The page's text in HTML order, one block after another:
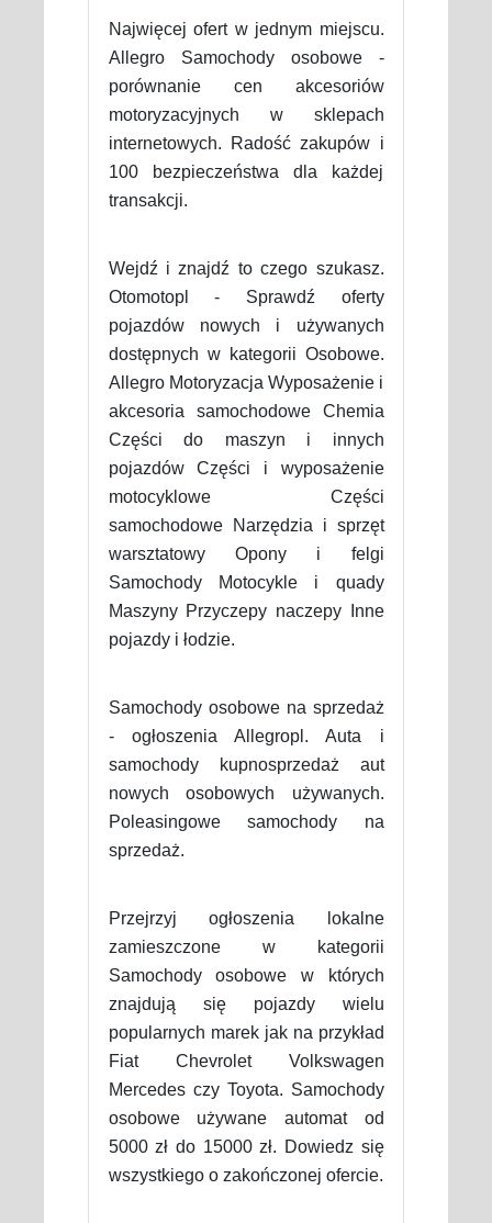
Najwięcej ofert w jednym miejscu.
Allegro Samochody osobowe -
porównanie cen akcesoriów
motoryzacyjnych w sklepach
internetowych. Radość zakupów i
100 bezpieczeństwa dla każdej
transakcji.
Wejdź i znajdź to czego szukasz.
Otomotopl - Sprawdź oferty
pojazdów nowych i używanych
dostępnych w kategorii Osobowe.
Allegro Motoryzacja Wyposażenie i
akcesoria samochodowe Chemia
Części do maszyn i innych
pojazdów Części i wyposażenie
motocyklowe Części
samochodowe Narzędzia i sprzęt
warsztatowy Opony i felgi
Samochody Motocykle i quady
Maszyny Przyczepy naczepy Inne
pojazdy i łodzie.
Samochody osobowe na sprzedaż
- ogłoszenia Allegropl. Auta i
samochody kupnosprzedaż aut
nowych osobowych używanych.
Poleasingowe samochody na
sprzedaż.
Przejrzyj ogłoszenia lokalne
zamieszczone w kategorii
Samochody osobowe w których
znajdują się pojazdy wielu
popularnych marek jak na przykład
Fiat Chevrolet Volkswagen
Mercedes czy Toyota. Samochody
osobowe używane automat od
5000 zł do 15000 zł. Dowiedz się
wszystkiego o zakończonej ofercie.